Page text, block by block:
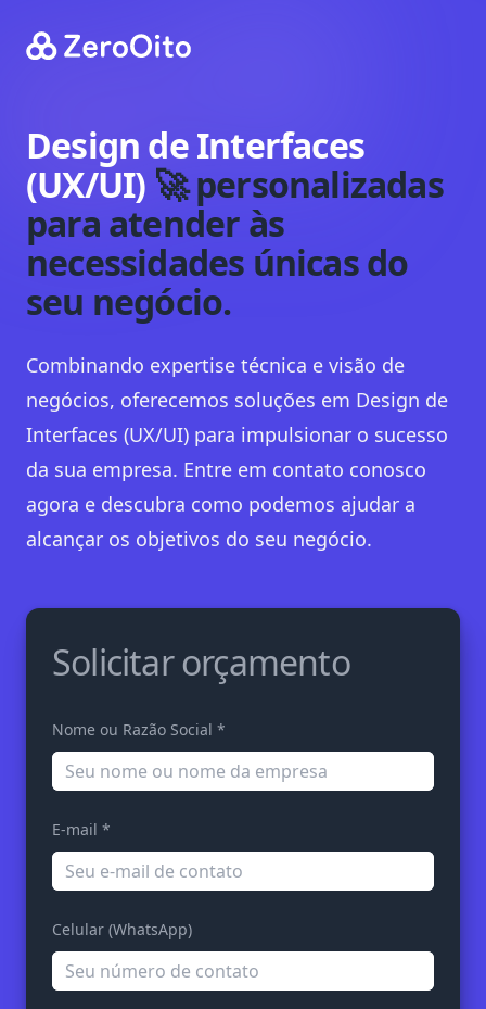
Your Company
Design de Interfaces
(UX/UI) 🚀personalizadas
para atender às
necessidades únicasdo
seu negócio.
Combinando expertise técnica e visão de
negócios, oferecemos soluções em Design de
Interfaces (UX/UI) para impulsionar o sucesso
da sua empresa. Entre em contato conosco
agora e descubra como podemos ajudar a
alcançar os objetivos do seu negócio.
Solicitar orçamento
Nome ou Razão Social *
E-mail *
Celular (WhatsApp)